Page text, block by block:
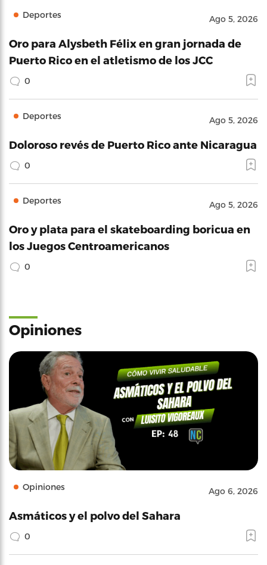
Deportes Ago 5, 2026
Oro para Alysbeth Félix en gran jornada de
Puerto Rico en el atletismo de los JCC
0
Deportes Ago 5, 2026
Doloroso revés de Puerto Rico ante Nicaragua
0
Deportes Ago 5, 2026
Oro y plata para el skateboarding boricua en
los Juegos Centroamericanos
0
Opiniones
Opiniones Ago 6, 2026
Asmáticos y el polvo del Sahara
0